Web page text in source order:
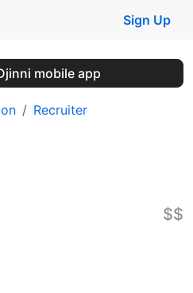
Sign Up
mobile app
Recruiter
$$